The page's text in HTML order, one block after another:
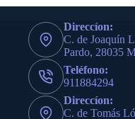
Direccíon:
C. de Joaquín
Pardo, 28035
Teléfono:
911884294
Direccíon:
C. de Tomás